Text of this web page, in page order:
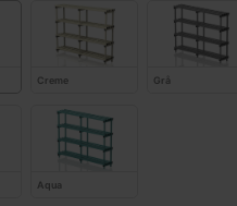
Creme Grå
Aqua